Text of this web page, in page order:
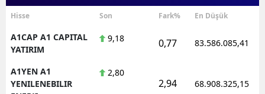
Denizli
Elazığ
Hisse Son Fark% En Düşük
A1CAP A1 CAPITAL
YATIRIM
9,18 0,77 83.586.085,41
A1YEN A1
YENILENEBILIR
2,80
2,94 68.908.325,15